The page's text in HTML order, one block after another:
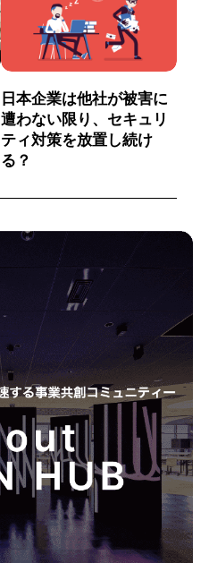
日本企業は他社が被害に
遭わない限り、セキュリ
ティ対策を放置し続け
る？